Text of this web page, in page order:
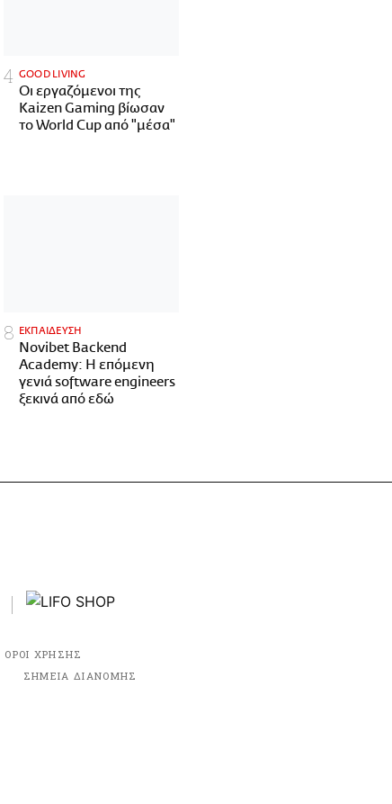
GOOD LIVING
Οι εργαζόμενοι της
Kaizen Gaming βίωσαν
το World Cup από "μέσα"
ΕΚΠΑΙΔΕΥΣΗ
Novibet Backend
Academy: Η επόμενη
γενιά software engineers
ξεκινά από εδώ
ΟΡΟΙ ΧΡΗΣΗΣ
ΣΗΜΕΙΑ ΔΙΑΝΟΜΗΣ